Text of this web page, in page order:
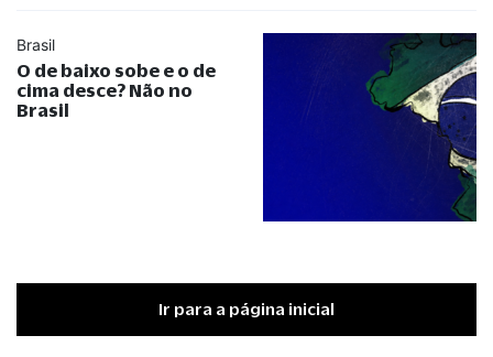
Brasil
O de baixo sobe e o de
cima desce? Não no
Brasil
Ir para a página inicial